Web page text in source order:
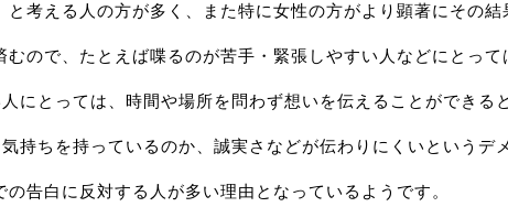
考える人の方が多く、また特に女性の方がより顕著にその結
ので、たとえば喋るのが苦手・緊張しやすい人などにとって
にとっては、時間や場所を問わず想いを伝えることができる
持ちを持っているのか、誠実さなどが伝わりにくいというデ
告白に反対する人が多い理由となっているようです。